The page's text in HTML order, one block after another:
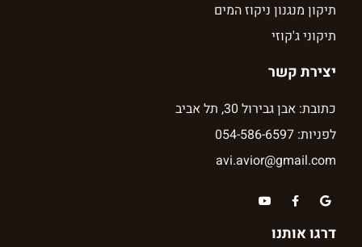
תיקון מנגנון ניקוז המים
תיקוני ג'קוזי
יצירת קשר
כתובת: אבן גבירול 30, תל אביב
לפניות: 054-586-6597
avi.avior@gmail.com
דרגו אותנו